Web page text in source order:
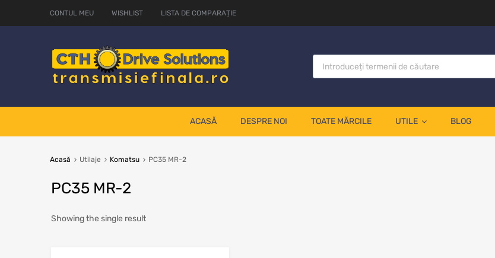
CONTUL MEU WISHLIST LISTA DE COMPARAȚIE
ACASĂ DESPRE NOI TOATE MĂRCILE UTILE BLOG
Acasă Utilaje Komatsu PC35 MR-2
PC35 MR-2
Showing the single result